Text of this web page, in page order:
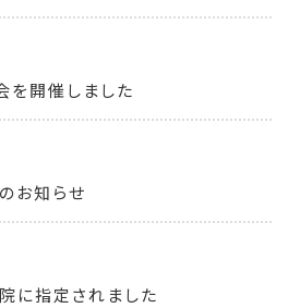
を開催しました
お知らせ
に指定されました